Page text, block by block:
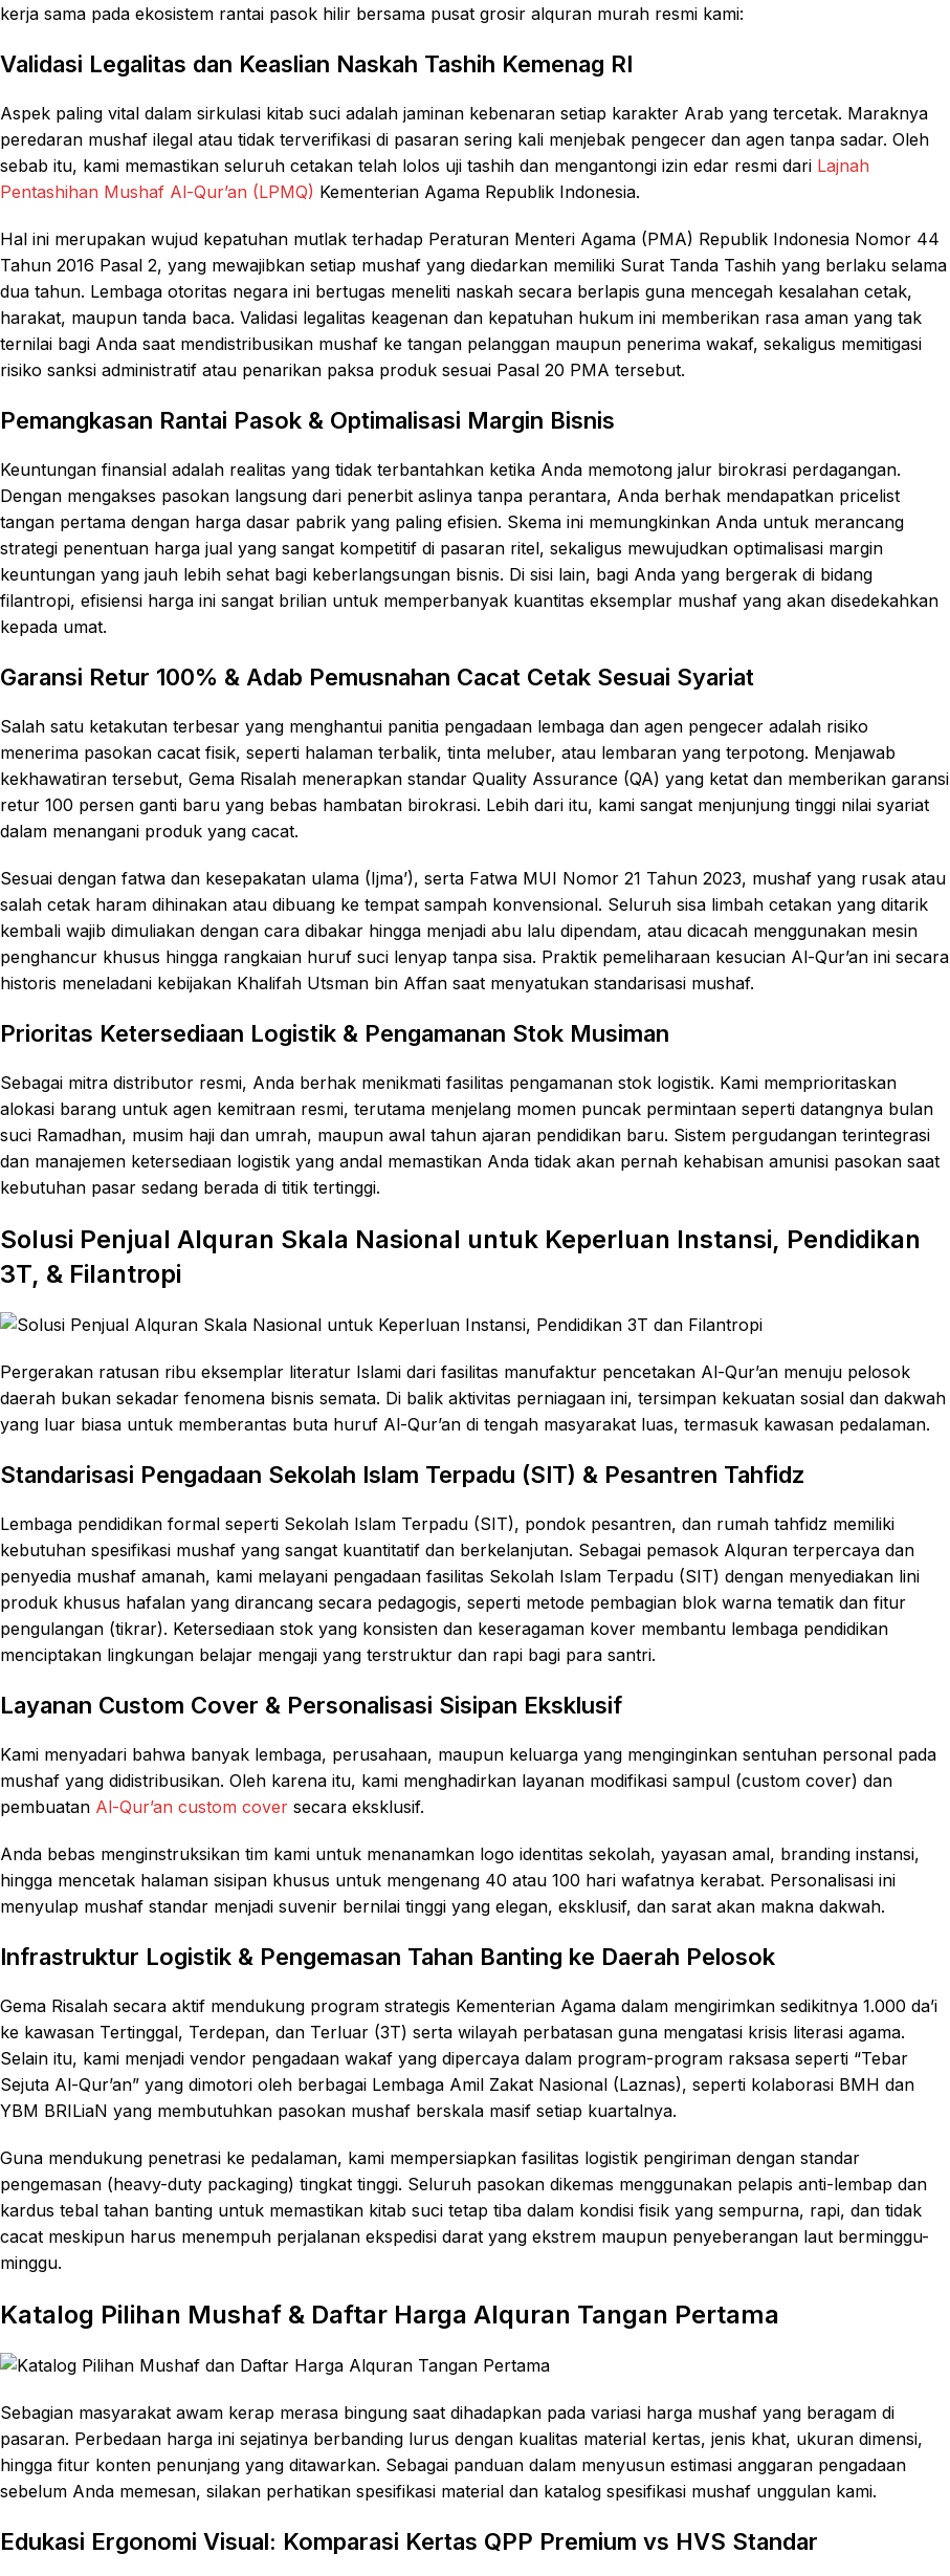
kerja sama pada ekosistem rantai pasok hilir bersama pusat grosir alquran murah resmi kami:
Validasi Legalitas dan Keaslian Naskah Tashih Kemenag RI
Aspek paling vital dalam sirkulasi kitab suci adalah jaminan kebenaran setiap karakter Arab yang tercetak. Maraknya
peredaran mushaf ilegal atau tidak terverifikasi di pasaran sering kali menjebak pengecer dan agen tanpa sadar. Oleh
sebab itu, kami memastikan seluruh cetakan telah lolos uji tashih dan mengantongi izin edar resmi dari Lajnah
Pentashihan Mushaf Al-Qur’an (LPMQ) Kementerian Agama Republik Indonesia.
Hal ini merupakan wujud kepatuhan mutlak terhadap Peraturan Menteri Agama (PMA) Republik Indonesia Nomor 44
Tahun 2016 Pasal 2, yang mewajibkan setiap mushaf yang diedarkan memiliki Surat Tanda Tashih yang berlaku selama
dua tahun. Lembaga otoritas negara ini bertugas meneliti naskah secara berlapis guna mencegah kesalahan cetak,
harakat, maupun tanda baca. Validasi legalitas keagenan dan kepatuhan hukum ini memberikan rasa aman yang tak
ternilai bagi Anda saat mendistribusikan mushaf ke tangan pelanggan maupun penerima wakaf, sekaligus memitigasi
risiko sanksi administratif atau penarikan paksa produk sesuai Pasal 20 PMA tersebut.
Pemangkasan Rantai Pasok & Optimalisasi Margin Bisnis
Keuntungan finansial adalah realitas yang tidak terbantahkan ketika Anda memotong jalur birokrasi perdagangan.
Dengan mengakses pasokan langsung dari penerbit aslinya tanpa perantara, Anda berhak mendapatkan pricelist
tangan pertama dengan harga dasar pabrik yang paling efisien. Skema ini memungkinkan Anda untuk merancang
strategi penentuan harga jual yang sangat kompetitif di pasaran ritel, sekaligus mewujudkan optimalisasi margin
keuntungan yang jauh lebih sehat bagi keberlangsungan bisnis. Di sisi lain, bagi Anda yang bergerak di bidang
filantropi, efisiensi harga ini sangat brilian untuk memperbanyak kuantitas eksemplar mushaf yang akan disedekahkan
kepada umat.
Garansi Retur 100% & Adab Pemusnahan Cacat Cetak Sesuai Syariat
Salah satu ketakutan terbesar yang menghantui panitia pengadaan lembaga dan agen pengecer adalah risiko
menerima pasokan cacat fisik, seperti halaman terbalik, tinta meluber, atau lembaran yang terpotong. Menjawab
kekhawatiran tersebut, Gema Risalah menerapkan standar Quality Assurance (QA) yang ketat dan memberikan garansi
retur 100 persen ganti baru yang bebas hambatan birokrasi. Lebih dari itu, kami sangat menjunjung tinggi nilai syariat
dalam menangani produk yang cacat.
Sesuai dengan fatwa dan kesepakatan ulama (Ijma’), serta Fatwa MUI Nomor 21 Tahun 2023, mushaf yang rusak atau
salah cetak haram dihinakan atau dibuang ke tempat sampah konvensional. Seluruh sisa limbah cetakan yang ditarik
kembali wajib dimuliakan dengan cara dibakar hingga menjadi abu lalu dipendam, atau dicacah menggunakan mesin
penghancur khusus hingga rangkaian huruf suci lenyap tanpa sisa. Praktik pemeliharaan kesucian Al-Qur’an ini secara
historis meneladani kebijakan Khalifah Utsman bin Affan saat menyatukan standarisasi mushaf.
Prioritas Ketersediaan Logistik & Pengamanan Stok Musiman
Sebagai mitra distributor resmi, Anda berhak menikmati fasilitas pengamanan stok logistik. Kami memprioritaskan
alokasi barang untuk agen kemitraan resmi, terutama menjelang momen puncak permintaan seperti datangnya bulan
suci Ramadhan, musim haji dan umrah, maupun awal tahun ajaran pendidikan baru. Sistem pergudangan terintegrasi
dan manajemen ketersediaan logistik yang andal memastikan Anda tidak akan pernah kehabisan amunisi pasokan saat
kebutuhan pasar sedang berada di titik tertinggi.
Solusi Penjual Alquran Skala Nasional untuk Keperluan Instansi, Pendidikan
3T, & Filantropi
Pergerakan ratusan ribu eksemplar literatur Islami dari fasilitas manufaktur pencetakan Al-Qur’an menuju pelosok
daerah bukan sekadar fenomena bisnis semata. Di balik aktivitas perniagaan ini, tersimpan kekuatan sosial dan dakwah
yang luar biasa untuk memberantas buta huruf Al-Qur’an di tengah masyarakat luas, termasuk kawasan pedalaman.
Standarisasi Pengadaan Sekolah Islam Terpadu (SIT) & Pesantren Tahfidz
Lembaga pendidikan formal seperti Sekolah Islam Terpadu (SIT), pondok pesantren, dan rumah tahfidz memiliki
kebutuhan spesifikasi mushaf yang sangat kuantitatif dan berkelanjutan. Sebagai pemasok Alquran terpercaya dan
penyedia mushaf amanah, kami melayani pengadaan fasilitas Sekolah Islam Terpadu (SIT) dengan menyediakan lini
produk khusus hafalan yang dirancang secara pedagogis, seperti metode pembagian blok warna tematik dan fitur
pengulangan (tikrar). Ketersediaan stok yang konsisten dan keseragaman kover membantu lembaga pendidikan
menciptakan lingkungan belajar mengaji yang terstruktur dan rapi bagi para santri.
Layanan Custom Cover & Personalisasi Sisipan Eksklusif
Kami menyadari bahwa banyak lembaga, perusahaan, maupun keluarga yang menginginkan sentuhan personal pada
mushaf yang didistribusikan. Oleh karena itu, kami menghadirkan layanan modifikasi sampul (custom cover) dan
pembuatan Al-Qur’an custom cover secara eksklusif.
Anda bebas menginstruksikan tim kami untuk menanamkan logo identitas sekolah, yayasan amal, branding instansi,
hingga mencetak halaman sisipan khusus untuk mengenang 40 atau 100 hari wafatnya kerabat. Personalisasi ini
menyulap mushaf standar menjadi suvenir bernilai tinggi yang elegan, eksklusif, dan sarat akan makna dakwah.
Infrastruktur Logistik & Pengemasan Tahan Banting ke Daerah Pelosok
Gema Risalah secara aktif mendukung program strategis Kementerian Agama dalam mengirimkan sedikitnya 1.000 da’i
ke kawasan Tertinggal, Terdepan, dan Terluar (3T) serta wilayah perbatasan guna mengatasi krisis literasi agama.
Selain itu, kami menjadi vendor pengadaan wakaf yang dipercaya dalam program-program raksasa seperti “Tebar
Sejuta Al-Qur’an” yang dimotori oleh berbagai Lembaga Amil Zakat Nasional (Laznas), seperti kolaborasi BMH dan
YBM BRILiaN yang membutuhkan pasokan mushaf berskala masif setiap kuartalnya.
Guna mendukung penetrasi ke pedalaman, kami mempersiapkan fasilitas logistik pengiriman dengan standar
pengemasan (heavy-duty packaging) tingkat tinggi. Seluruh pasokan dikemas menggunakan pelapis anti-lembap dan
kardus tebal tahan banting untuk memastikan kitab suci tetap tiba dalam kondisi fisik yang sempurna, rapi, dan tidak
cacat meskipun harus menempuh perjalanan ekspedisi darat yang ekstrem maupun penyeberangan laut berminggu-
minggu.
Katalog Pilihan Mushaf & Daftar Harga Alquran Tangan Pertama
Sebagian masyarakat awam kerap merasa bingung saat dihadapkan pada variasi harga mushaf yang beragam di
pasaran. Perbedaan harga ini sejatinya berbanding lurus dengan kualitas material kertas, jenis khat, ukuran dimensi,
hingga fitur konten penunjang yang ditawarkan. Sebagai panduan dalam menyusun estimasi anggaran pengadaan
sebelum Anda memesan, silakan perhatikan spesifikasi material dan katalog spesifikasi mushaf unggulan kami.
Edukasi Ergonomi Visual: Komparasi Kertas QPP Premium vs HVS Standar